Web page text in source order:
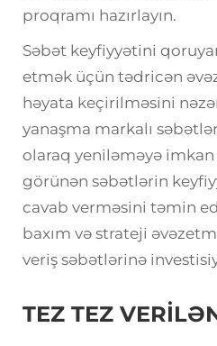
proqramı hazırlayın.
Səbət keyfiyyətini
etmək üçün tədricən
həyata keçirilməsini
yanaşma markalı
olaraq yeniləməyə
görünən səbətlərin
cavab verməsini təmin
baxım və strateji
veriş səbətlərinə
TEZ TEZ